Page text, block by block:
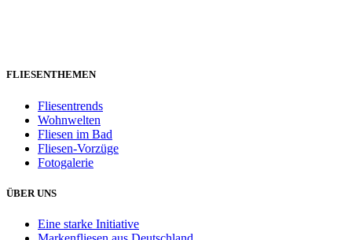
FLIESENTHEMEN
Fliesentrends
Wohnwelten
Fliesen im Bad
Fliesen-Vorzüge
Fotogalerie
ÜBER UNS
Eine starke Initiative